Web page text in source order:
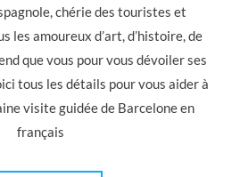
chérie des touristes et
les amoureux d’art, d’histoire, de
que vous pour vous dévoiler ses
tous les détails pour vous aider à
visite guidée de Barcelone en
français